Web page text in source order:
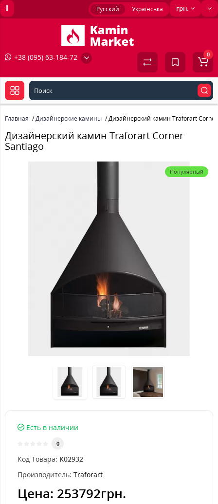
грн.
Русский Українська
+38 (095) 63-184-72 0
Главная Дизайнерские камины Дизайнерский камин Traforart
Дизайнерский камин Traforart Corner
Santiago
Популярный
Есть в наличии
0
Код Товара: K02932
Производитель: Traforart
Цена: 253792грн.